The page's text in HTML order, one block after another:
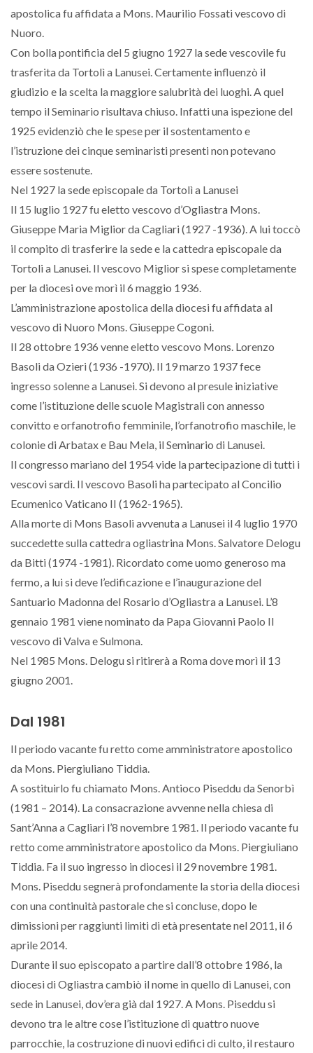
apostolica fu affidata a Mons. Maurilio Fossati vescovo di
Nuoro.
Con bolla pontificia del 5 giugno 1927 la sede vescovile fu
trasferita da Tortolì a Lanusei. Certamente influenzò il
giudizio e la scelta la maggiore salubrità dei luoghi. A quel
tempo il Seminario risultava chiuso. Infatti una ispezione del
1925 evidenziò che le spese per il sostentamento e
l’istruzione dei cinque seminaristi presenti non potevano
essere sostenute.
Nel 1927 la sede episcopale da Tortolì a Lanusei
Il 15 luglio 1927 fu eletto vescovo d’Ogliastra Mons.
Giuseppe Maria Miglior da Cagliari (1927 -1936). A lui toccò
il compito di trasferire la sede e la cattedra episcopale da
Tortoli a Lanusei. Il vescovo Miglior si spese completamente
per la diocesi ove morì il 6 maggio 1936.
L’amministrazione apostolica della diocesi fu affidata al
vescovo di Nuoro Mons. Giuseppe Cogoni.
Il 28 ottobre 1936 venne eletto vescovo Mons. Lorenzo
Basoli da Ozieri (1936 -1970). Il 19 marzo 1937 fece
ingresso solenne a Lanusei. Si devono al presule iniziative
come l’istituzione delle scuole Magistrali con annesso
convitto e orfanotrofio femminile, l’orfanotrofio maschile, le
colonie di Arbatax e Bau Mela, il Seminario di Lanusei.
Il congresso mariano del 1954 vide la partecipazione di tutti i
vescovi sardi. Il vescovo Basoli ha partecipato al Concilio
Ecumenico Vaticano II (1962-1965).
Alla morte di Mons Basoli avvenuta a Lanusei il 4 luglio 1970
succedette sulla cattedra ogliastrina Mons. Salvatore Delogu
da Bitti (1974 -1981). Ricordato come uomo generoso ma
fermo, a lui si deve l’edificazione e l’inaugurazione del
Santuario Madonna del Rosario d’Ogliastra a Lanusei. L’8
gennaio 1981 viene nominato da Papa Giovanni Paolo II
vescovo di Valva e Sulmona.
Nel 1985 Mons. Delogu si ritirerà a Roma dove morì il 13
giugno 2001.
Dal 1981
Il periodo vacante fu retto come amministratore apostolico
da Mons. Piergiuliano Tiddia.
A sostituirlo fu chiamato Mons. Antioco Piseddu da Senorbì
(1981 – 2014). La consacrazione avvenne nella chiesa di
Sant’Anna a Cagliari l’8 novembre 1981. Il periodo vacante fu
retto come amministratore apostolico da Mons. Piergiuliano
Tiddia. Fa il suo ingresso in diocesi il 29 novembre 1981.
Mons. Piseddu segnerà profondamente la storia della diocesi
con una continuità pastorale che si concluse, dopo le
dimissioni per raggiunti limiti di età presentate nel 2011, il 6
aprile 2014.
Durante il suo episcopato a partire dall’8 ottobre 1986, la
diocesi di Ogliastra cambiò il nome in quello di Lanusei, con
sede in Lanusei, dov’era già dal 1927. A Mons. Piseddu si
devono tra le altre cose l’istituzione di quattro nuove
parrocchie, la costruzione di nuovi edifici di culto, il restauro